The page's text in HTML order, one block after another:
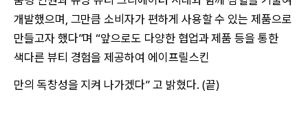
개발했으며, 그만큼 소비자가 편하게 사용할 수 있는 제품으로
만들고자 했다”며 “앞으로도 다양한 협업과 제품 등을 통한
색다른 뷰티 경험을 제공하여 에이프릴스킨
만의 독창성을 지켜 나가겠다” 고 밝혔다. (끝)